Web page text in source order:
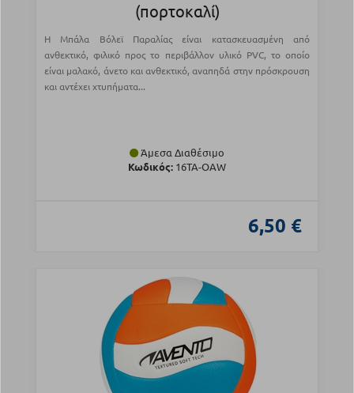
(πορτοκαλί)
Η Μπάλα Βόλεϊ Παραλίας είναι κατασκευασμένη από
ανθεκτικό, φιλικό προς το περιβάλλον υλικό PVC, το οποίο
είναι μαλακό, άνετο και ανθεκτικό, αναπηδά στην πρόσκρουση
και αντέχει χτυπήματα...
Άμεσα Διαθέσιμο
Κωδικός: 16TA-OAW
6,50 €